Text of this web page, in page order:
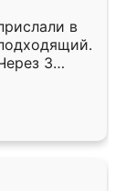
в
3